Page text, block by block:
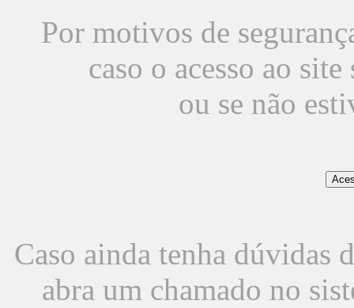
Por motivos de
caso o acesso ao
ou se não
Caso ainda tenha dúvidas
abra um chamado no